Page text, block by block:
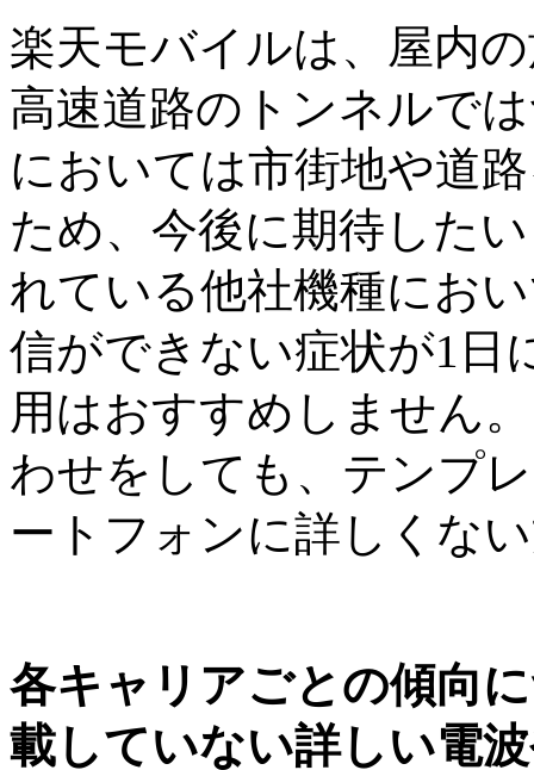
楽天モバイルは、屋内
高速道路のトンネルで
においては市街地や道
ため、今後に期待した
れている他社機種にお
信ができない症状が1日
用はおすすめしません
わせをしても、テンプ
ートフォンに詳しくな
各キャリアごとの傾向
載していない詳しい電